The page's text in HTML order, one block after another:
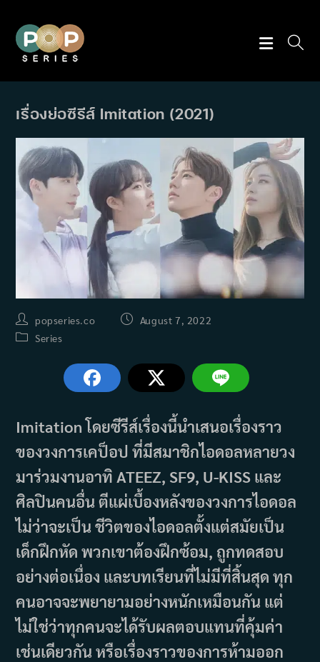
content
เรื่องย่อซีรีส์ Imitation (2021)
Post
author:
popseries.co
PostAugust 7, 2022
PostSeries
Imitation โดยซีรีส์เรื่องนี้นำเสนอเรื่องราว
ของวงการเคป็อป ที่มีสมาชิกไอดอลหลายวง
มาร่วมงานอาทิ ATEEZ, SF9, U-KISS และ
ศิลปินคนอื่น ตีแผ่เบื้องหลังของวงการไอดอล
ไม่ว่าจะเป็น ชีวิตของไอดอลตั้งแต่สมัยเป็น
เด็กฝึกหัด พวกเขาต้องฝึกซ้อม, ถูกทดสอบ
อย่างต่อเนื่อง และบทเรียนที่ไม่มีที่สิ้นสุด ทุก
คนอาจจะพยายามอย่างหนักเหมือนกัน แต่
ไม่ใช่ว่าทุกคนจะได้รับผลตอบแทนที่คุ้มค่า
เช่นเดียวกัน หรือเรื่องราวของการห้ามออก